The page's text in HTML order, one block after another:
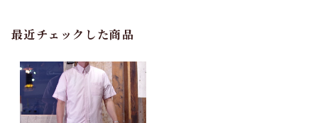
最近チェックした商品